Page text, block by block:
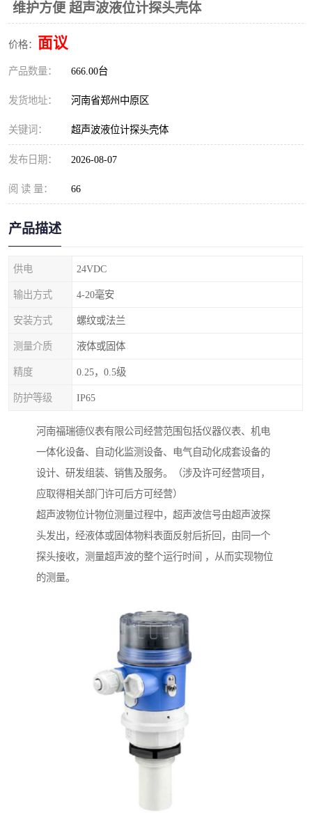
维护方便 超声波液位计探头壳体
价格： 面议
产品数量： 666.00台
发货地址： 河南省郑州中原区
关键词： 超声波液位计探头壳体
发布日期： 2026-08-07
阅 读 量： 66
产品描述
供电 24VDC
输出方式 4-20毫安
安装方式 螺纹或法兰
测量介质 液体或固体
精度 0.25，0.5级
防护等级 IP65
河南福瑞德仪表有限公司经营范围包括仪器仪表、机电
一体化设备、自动化监测设备、电气自动化成套设备的
设计、研发组装、销售及服务。（涉及许可经营项目，
应取得相关部门许可后方可经营）
超声波物位计物位测量过程中，超声波信号由超声波探
头发出，经液体或固体物料表面反射后折回，由同一个
探头接收，测量超声波的整个运行时间 ，从而实现物位
的测量。